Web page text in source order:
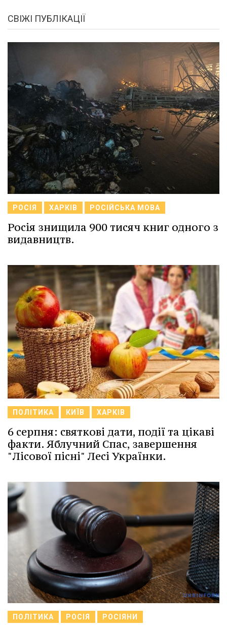
СВІЖІ ПУБЛІКАЦІЇ
РОСІЯ ХАРКІВ РОСІЙСЬКА МОВА
Росія знищила 900 тисяч книг одного з
видавництв.
ПОЛІТИКА КИЇВ ХАРКІВ
6 серпня: святкові дати, події та цікаві
факти. Яблучний Спас, завершення
"Лісової пісні" Лесі Українки.
ПОЛІТИКА РОСІЯ РОСІЯНИ